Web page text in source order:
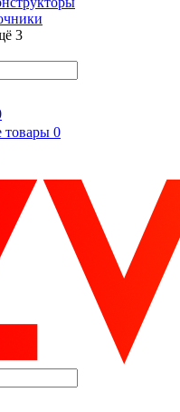
3
товары 0